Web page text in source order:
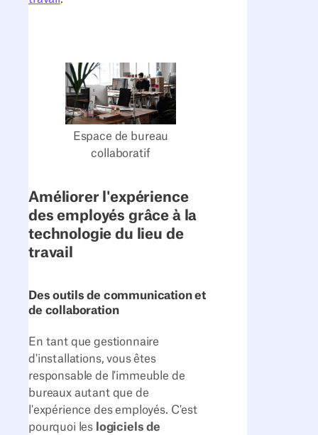
Espace de bureau
collaboratif
Améliorer l'expérience
des employés grâce à la
technologie du lieu de
travail
Des outils de communication et
de collaboration
En tant que gestionnaire
d'installations, vous êtes
responsable de l'immeuble de
bureaux autant que de
l'expérience des employés. C'est
pourquoi les logiciels de